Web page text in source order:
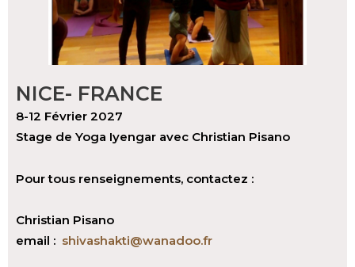
NICE- FRANCE
8-12 Février 2027
Stage de Yoga Iyengar avec Christian Pisano
Pour tous renseignements, contactez :
Christian Pisano
email : shivashakti@wanadoo.fr